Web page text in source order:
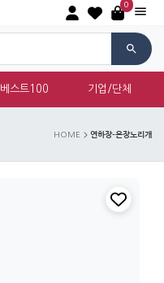
0
베스트100 기업/단체
HOME 연하장-은장노리개